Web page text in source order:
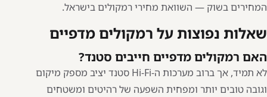
המחירים בשוק — השוואת מחירי רמקולים בישראל.
שאלות נפוצות על רמקולים מדפיים
האם רמקולים מדפיים חייבים סטנד?
לא תמיד, אך ברוב מערכות ה-Hi-Fi סטנד יציב מספק מיקום
וגובה טובים יותר ומפחית השפעה של רהיטים ומשטחים